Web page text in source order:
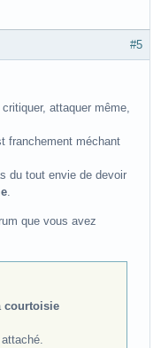
#5
attaquer même,
franchement méchant
du tout envie de devoir
que vous avez
courtoisie